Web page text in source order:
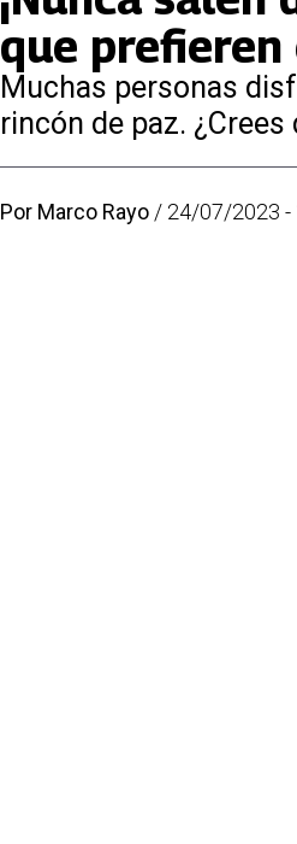
que prefieren
Muchas personas
rincón de paz.
Por Marco Rayo / 24/07/2023 -